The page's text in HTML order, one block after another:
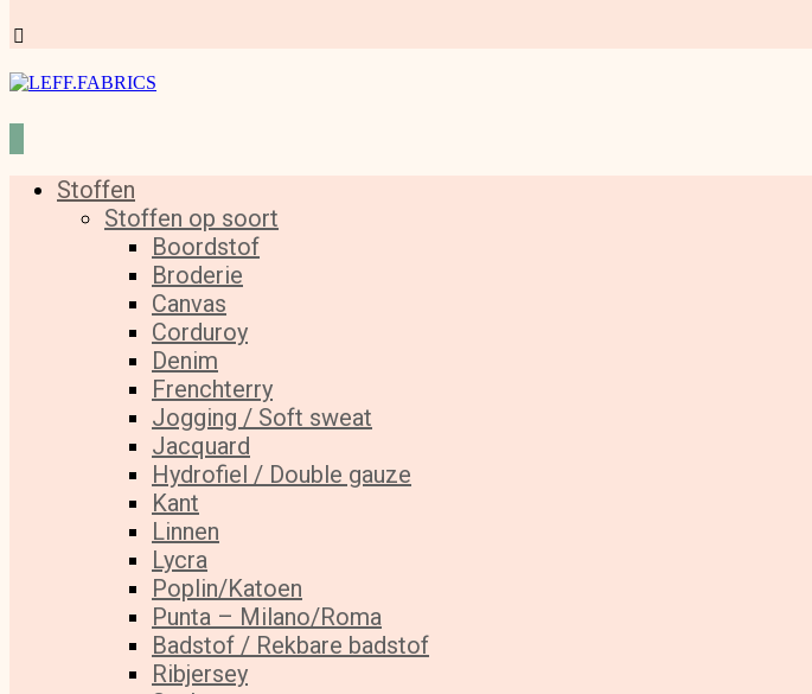
Stoffen
Stoffen op soort
Boordstof
Broderie
Canvas
Corduroy
Denim
Frenchterry
Jogging / Soft sweat
Jacquard
Hydrofiel / Double gauze
Kant
Linnen
Lycra
Poplin/Katoen
Punta – Milano/Roma
Badstof / Rekbare badstof
Ribjersey